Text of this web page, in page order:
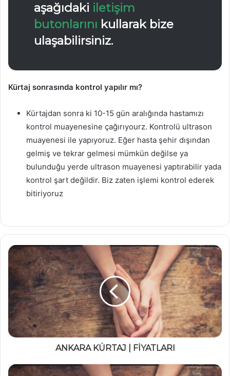
aşağıdaki iletişim
butonlarını kullarak bize
ulaşabilirsiniz.
Kürtaj sonrasında kontrol yapılır mı?
Kürtajdan sonra ki 10-15 gün aralığında hastamızı
kontrol muayenesine çağırıyourz. Kontrolü ultrason
muayenesi ile yapıyoruz. Eğer hasta şehir dışından
gelmiş ve tekrar gelmesi mümkün değilse ya
bulunduğu yerde ultrason muayenesi yaptırabilir yada
kontrol şart değildir. Biz zaten işlemi kontrol ederek
bitiriyoruz
ANKARA KÜRTAJ | FİYATLARI